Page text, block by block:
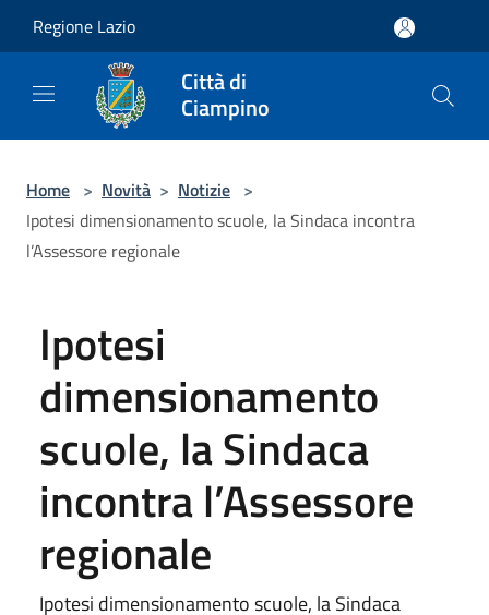
Regione Lazio
Città di
Ciampino
Home > Novità > Notizie >
Ipotesi dimensionamento scuole, la Sindaca incontra
l’Assessore regionale
Ipotesi
dimensionamento
scuole, la Sindaca
incontra l’Assessore
regionale
Ipotesi dimensionamento scuole, la Sindaca